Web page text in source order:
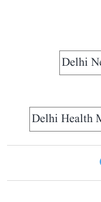
Delhi
Delhi Health